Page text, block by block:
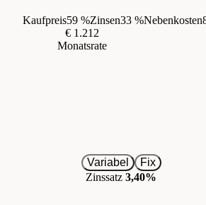
Kaufpreis59 %Zinsen33 %Nebenkosten
€ 1.212
Monatsrate
Variabel
Fix
Zinssatz 3,40%